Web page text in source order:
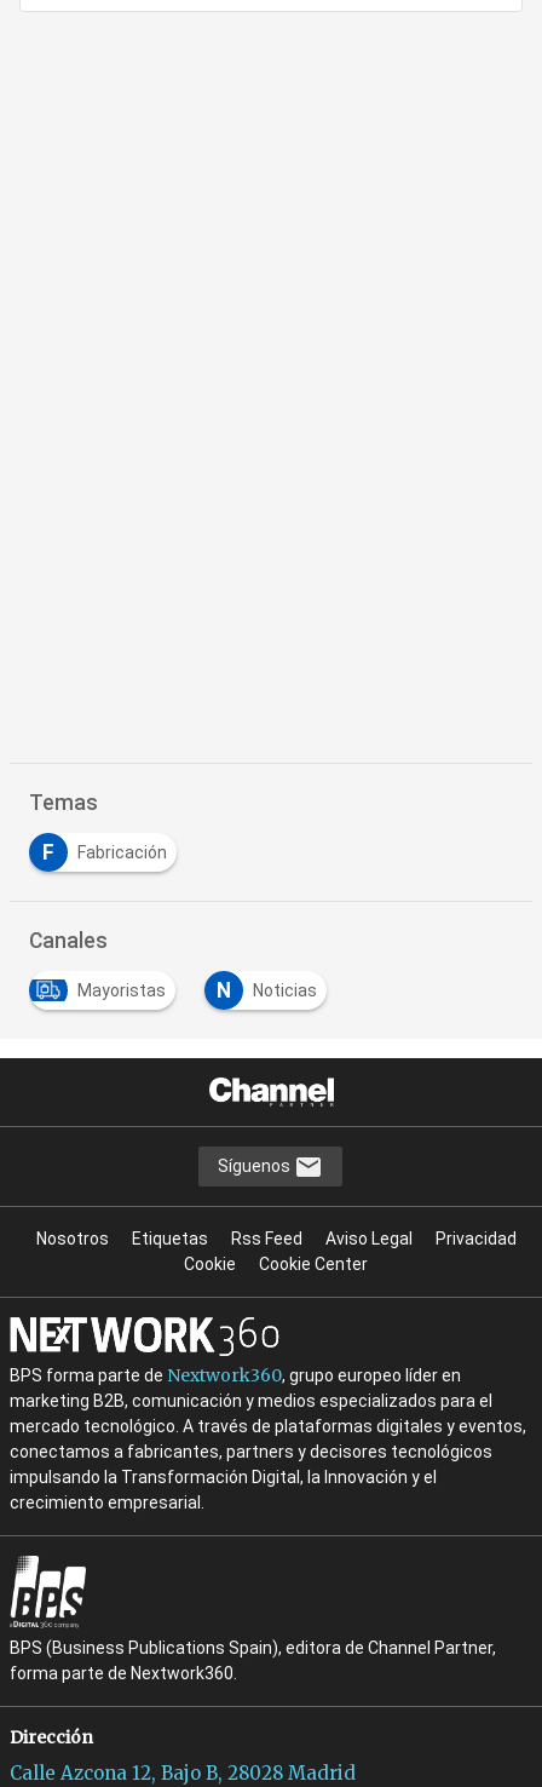
Temas
F Fabricación
Canales
Mayoristas N Noticias
Síguenos
Nosotros Etiquetas Rss Feed Aviso Legal
Privacidad
Cookie
Cookie Center
BPS forma parte de Nextwork360, grupo europeo líder en
marketing B2B, comunicación y medios especializados para el
mercado tecnológico. A través de plataformas digitales y eventos,
conectamos a fabricantes, partners y decisores tecnológicos
impulsando la Transformación Digital, la Innovación y el
crecimiento empresarial.
BPS (Business Publications Spain), editora de Channel Partner,
forma parte de Nextwork360.
Dirección
Calle Azcona 12, Bajo B, 28028 Madrid